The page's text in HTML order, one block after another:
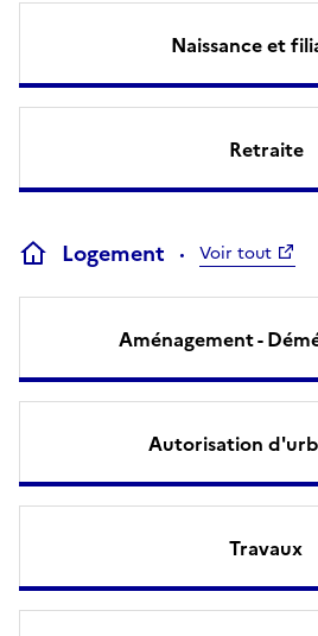
Naissance et
Retraite
Logement Voir tout
Aménagement -
Autorisation
Travaux